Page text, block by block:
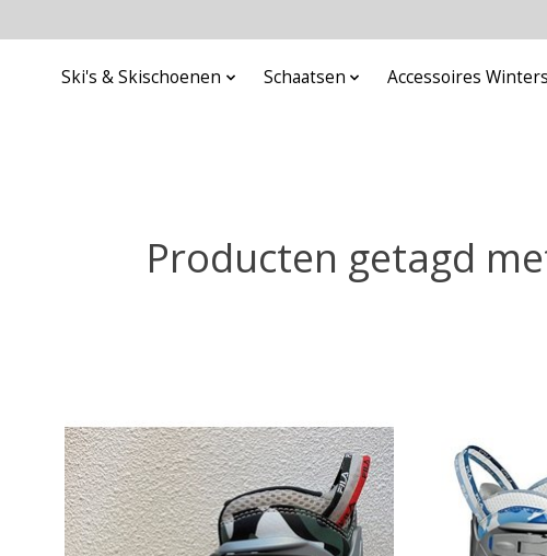
Ski's & Skischoenen Schaatsen Accessoires
Producten getagd